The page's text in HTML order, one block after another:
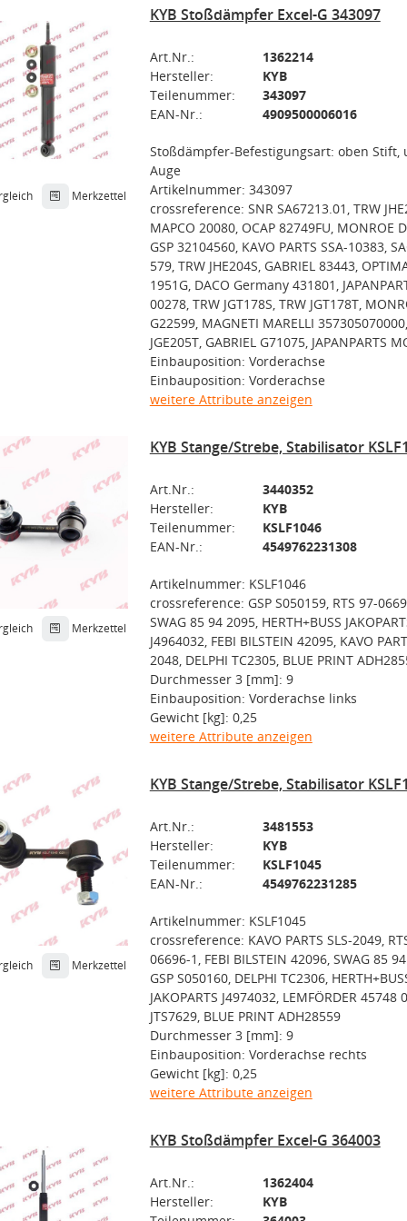
Merkzettel
KYB Stoßdämpfer Excel-G 343097
Art.Nr.:
1362214
Hersteller:
KYB
Teilenummer:
343097
EAN-Nr.:
4909500006016
Stoßdämpfer-Befestigungsart: oben Stift,
Auge
Artikelnummer: 343097
crossreference: SNR SA67213.01, TRW
MAPCO 20080, OCAP 82749FU, MONROE
GSP 32104560, KAVO PARTS SSA-10383,
579, TRW JHE204S, GABRIEL 83443,
1951G, DACO Germany 431801,
00278, TRW JGT178S, TRW JGT178T,
G22599, MAGNETI MARELLI
JGE205T, GABRIEL G71075, JAPANPARTS
Einbauposition: Vorderachse
Einbauposition: Vorderachse
weitere Attribute anzeigen
Merkzettel
KYB Stange/Strebe, Stabilisator
Art.Nr.:
3440352
Hersteller:
KYB
Teilenummer:
KSLF1046
EAN-Nr.:
4549762231308
Artikelnummer: KSLF1046
crossreference: GSP S050159, RTS 97-
SWAG 85 94 2095, HERTH+BUSS
J4964032, FEBI BILSTEIN 42095, KAVO
2048, DELPHI TC2305, BLUE PRINT
Durchmesser 3 [mm]: 9
Einbauposition: Vorderachse links
Gewicht [kg]: 0,25
weitere Attribute anzeigen
Merkzettel
KYB Stange/Strebe, Stabilisator
Art.Nr.:
3481553
Hersteller:
KYB
Teilenummer:
KSLF1045
EAN-Nr.:
4549762231285
Artikelnummer: KSLF1045
crossreference: KAVO PARTS SLS-2049,
06696-1, FEBI BILSTEIN 42096, SWAG 85
GSP S050160, DELPHI TC2306,
JAKOPARTS J4974032, LEMFÖRDER 45748
JTS7629, BLUE PRINT ADH28559
Durchmesser 3 [mm]: 9
Einbauposition: Vorderachse rechts
Gewicht [kg]: 0,25
weitere Attribute anzeigen
KYB Stoßdämpfer Excel-G 364003
Art.Nr.:
1362404
Hersteller:
KYB